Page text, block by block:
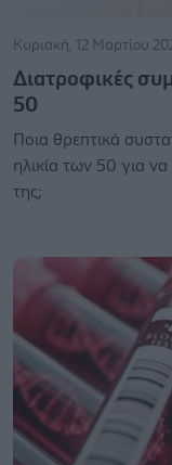
Κυριακή, 12 Μαρτίου
Διατροφικές
50
Ποια θρεπτικά
ηλικία των 50 για
της;